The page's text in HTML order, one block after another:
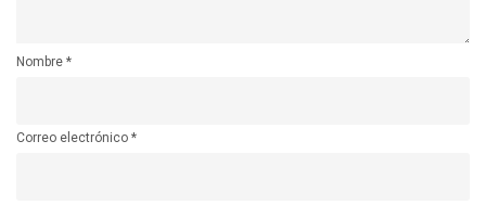
Nombre *
Correo electrónico *